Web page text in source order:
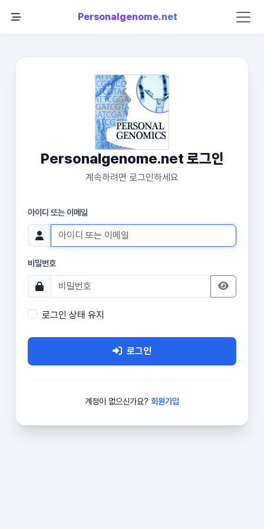
Personalgenome.net
Personalgenome.net 로그인
계속하려면 로그인하세요
아이디 또는 이메일
비밀번호
로그인 상태 유지
로그인
계정이 없으신가요? 회원가입